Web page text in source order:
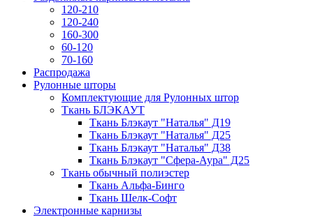
120-210
120-240
160-300
60-120
70-160
Распродажа
Рулонные шторы
Комплектующие для Рулонных штор
Ткань БЛЭКАУТ
Ткань Блэкаут "Наталья" Д19
Ткань Блэкаут "Наталья" Д25
Ткань Блэкаут "Наталья" Д38
Ткань Блэкаут "Сфера-Аура" Д25
Ткань обычный полиэстер
Ткань Альфа-Бинго
Ткань Шелк-Софт
Электронные карнизы